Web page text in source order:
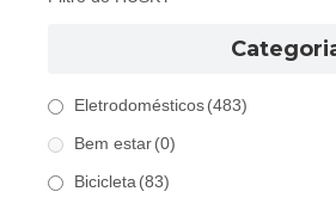
Eletrodomésticos (483)
Bem estar (0)
Bicicleta (83)